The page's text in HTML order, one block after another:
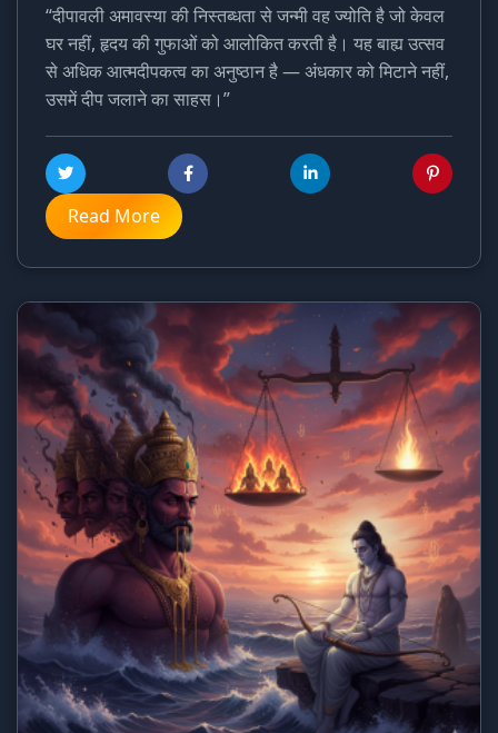
“दीपावली अमावस्या की निस्तब्धता से जन्मी वह ज्योति है जो केवल
घर नहीं, हृदय की गुफाओं को आलोकित करती है। यह बाह्य उत्सव
से अधिक आत्मदीपकत्व का अनुष्ठान है — अंधकार को मिटाने नहीं,
उसमें दीप जलाने का साहस।”
Read More